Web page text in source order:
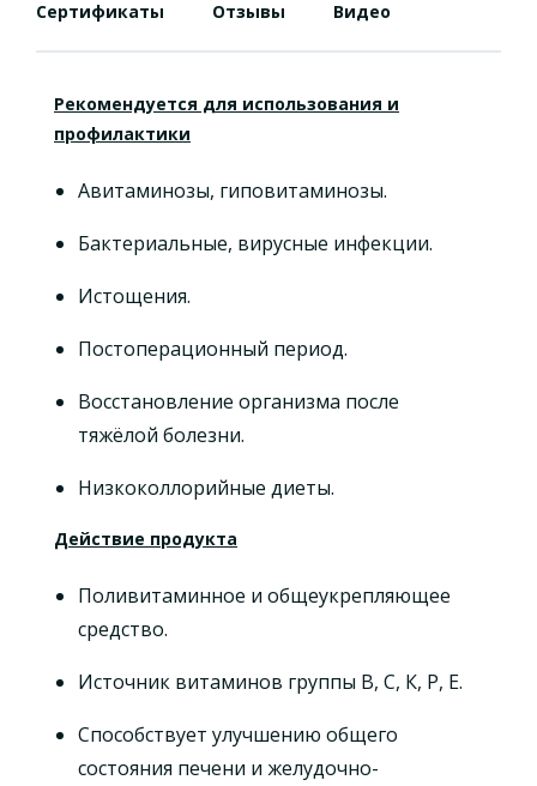
Сертификаты Отзывы Видео
Рекомендуется для использования и
профилактики
Авитаминозы, гиповитаминозы.
Бактериальные, вирусные инфекции.
Истощения.
Постоперационный период.
Восстановление организма после
тяжёлой болезни.
Низкоколлорийные диеты.
Действие продукта
Поливитаминное и общеукрепляющее
средство.
Источник витаминов группы B, С, К, P, E.
Способствует улучшению общего
состояния печени и желудочно-